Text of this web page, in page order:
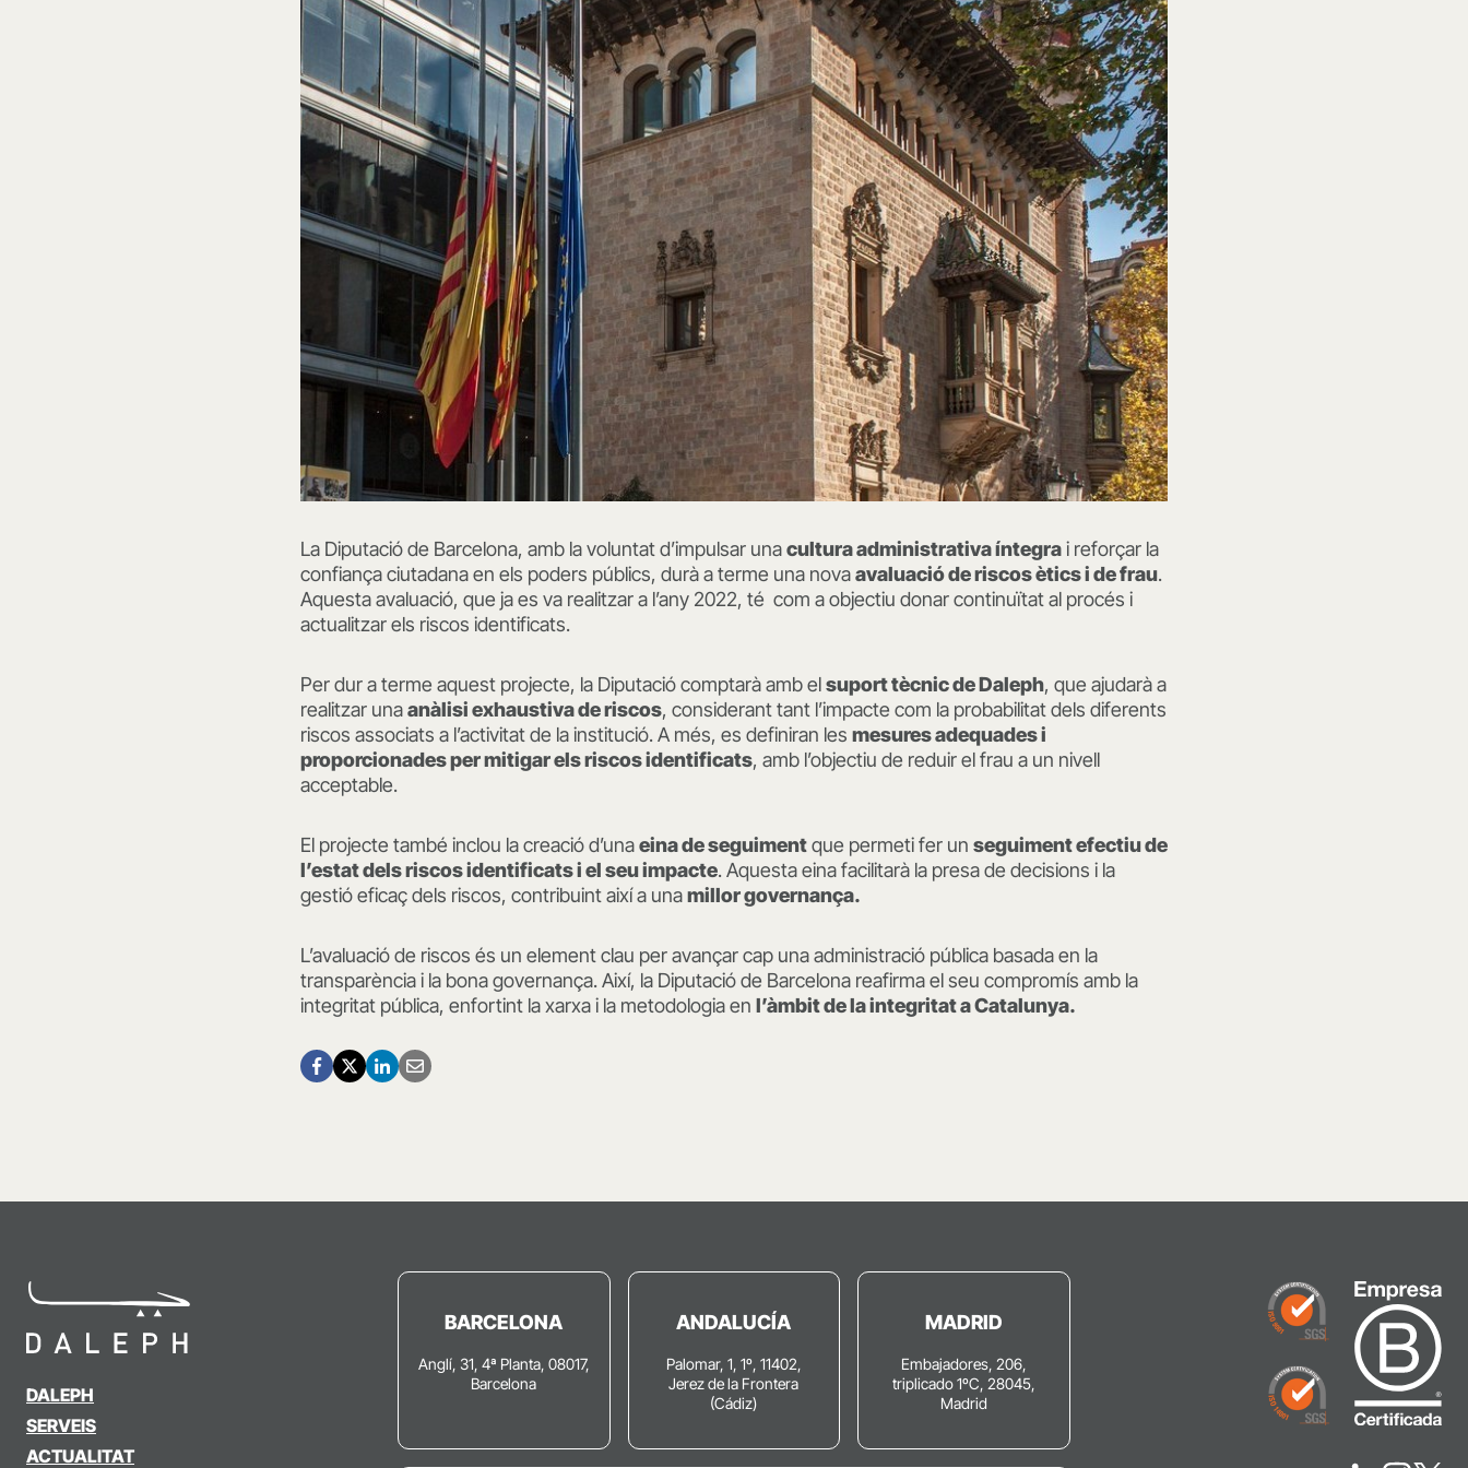
La Diputació de Barcelona, amb la voluntat d’impulsar unacultura administrativa íntegrai reforçar la
confiança ciutadana en els poders públics, durà a terme una novaavaluació de riscos ètics i de frau.
Aquesta avaluació, que ja es va realitzar a l’any 2022, té com a objectiu donar continuïtat al procés i
actualitzar els riscos identificats.
Per dur a terme aquest projecte, la Diputació comptarà amb elsuport tècnic de Daleph, que ajudarà a
realitzar unaanàlisi exhaustiva de riscos, considerant tant l’impacte com la probabilitat dels diferents
riscos associats a l’activitat de la institució. A més, es definiran les mesures adequades i
proporcionades per mitigar els riscos identificats, amb l’objectiu de reduir el frau a un nivell
acceptable.
El projecte també inclou la creació d’unaeina de seguimentque permeti fer un seguiment efectiu de
l’estat dels riscos identificats i el seu impacte. Aquesta eina facilitarà la presa de decisions i la
gestió eficaç dels riscos, contribuint així a unamillor governança.
L’avaluació de riscos és un element clau per avançar cap una administració pública basada en la
transparència i la bona governança. Així, la Diputació de Barcelona reafirma el seu compromís amb la
integritat pública, enfortint la xarxa i la metodologia en l’àmbit de la integritat a Catalunya.
DALEPH
SERVEIS
ACTUALITAT
BARCELONA
Anglí, 31, 4ª Planta, 08017,
Barcelona
ANDALUCÍA
Palomar, 1, 1º, 11402,
Jerez de la Frontera
(Cádiz)
MADRID
Embajadores, 206,
triplicado 1ºC, 28045,
Madrid